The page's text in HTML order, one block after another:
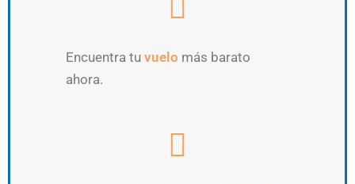
Encuentra tu vuelo más barato
ahora.